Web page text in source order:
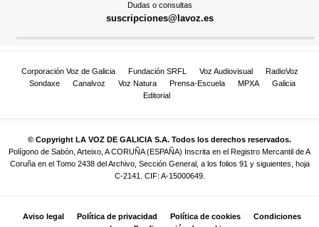
Dudas o consultas
suscripciones@lavoz.es
Corporación Voz de Galicia Fundación SRFL Voz Audiovisual
RadioVoz
Sondaxe
Canalvoz Voz Natura Prensa-Escuela MPXA
Galicia
Editorial
© Copyright LA VOZ DE GALICIA S.A. Todos los derechos reservados.
Polígono de Sabón, Arteixo, A CORUÑA (ESPAÑA) Inscrita en el Registro Mercantil de A
Coruña en el Tomo 2438 del Archivo, Sección General, a los folios 91 y siguientes, hoja
C-2141. CIF: A-15000649.
Aviso legal Política de privacidad Política de cookies
Condiciones